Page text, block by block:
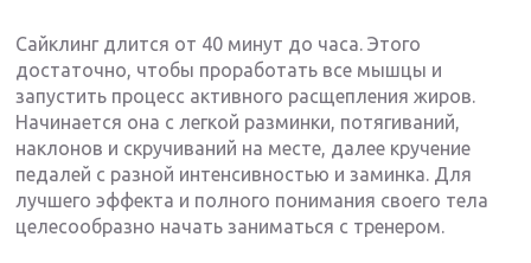
Сайклинг длится от 40 минут до часа. Этого
достаточно, чтобы проработать все мышцы и
запустить процесс активного расщепления жиров.
Начинается она с легкой разминки, потягиваний,
наклонов и скручиваний на месте, далее кручение
педалей с разной интенсивностью и заминка. Для
лучшего эффекта и полного понимания своего тела
целесообразно начать заниматься с тренером.